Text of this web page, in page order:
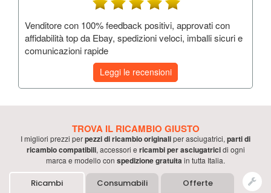
Venditore con 100% feedback positivi, approvati con
affidabilità top da Ebay, spedizioni veloci, imballi sicuri e
comunicazioni rapide
Leggi le recensioni
TROVA IL RICAMBIO GIUSTO
I migliori prezzi perpezzi di ricambio originaliperasciugatrici, parti di
ricambio compatibili, accessori e ricambi perasciugatricidi ogni
marca e modello con spedizione gratuitain tutta Italia.
Ricambi Consumabili Offerte